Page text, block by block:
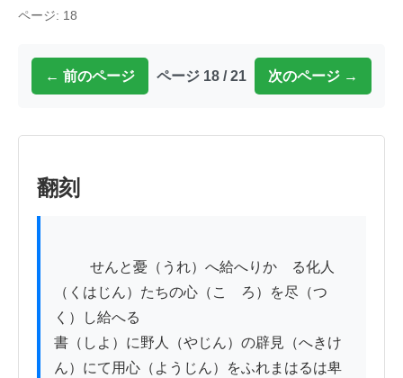
ページ: 18
← 前のページ ページ 18 / 21 次のページ →
翻刻
（くはじん）たちの心（こゝろ）を尽（つ
く）し給へる
書（しよ）に野人（やじん）の辟見（へきけ
ん）にて用心（ようじん）をふれまはるは卑